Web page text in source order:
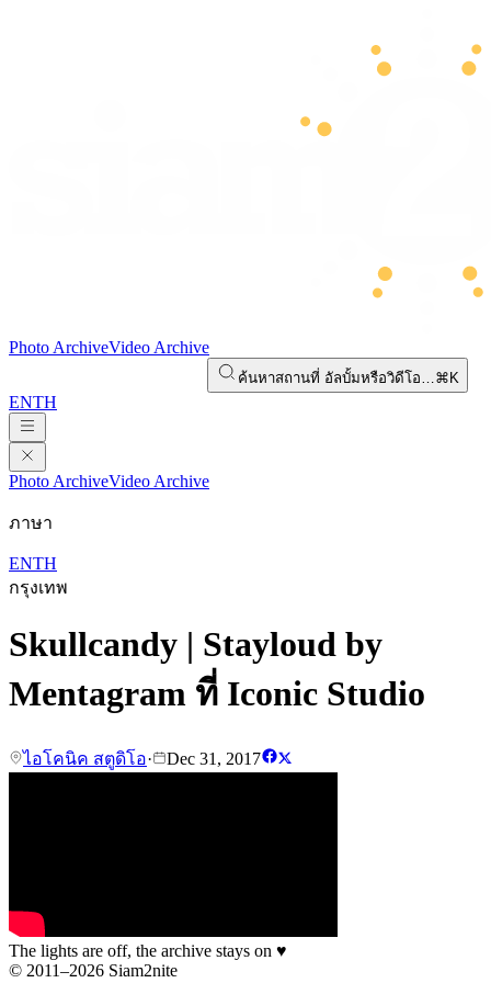
Photo ArchiveVideo Archive
ค้นหาสถานที่ อัลบั้มหรือวิดีโอ…⌘K
ENTH
Photo ArchiveVideo Archive
ภาษา
ENTH
กรุงเทพ
Skullcandy | Stayloud by
Mentagram ที่ Iconic Studio
ไอโคนิค สตูดิโอ· Dec 31, 2017
The lights are off, the archive stays on ♥
© 2011–2026 Siam2nite